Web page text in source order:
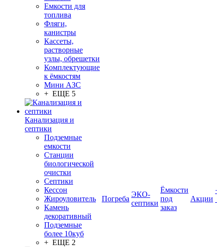
Емкости для
топлива
Фляги,
канистры
Кассеты,
растворные
узлы, обрешетки
Комплектующие
к ёмкостям
Мини АЗС
+ ЕЩЕ 5
Канализация и
септики
Подземные
емкости
Станции
биологической
очистки
Септики
Кессон
Жироуловитель
Камень
декоративный
Подземные
более 10куб
+ ЕЩЕ 2
Погреба
ЭКО-
септики
Ёмкости
под
заказ
Акции